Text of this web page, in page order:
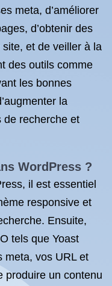
meta, d’améliorer
d’obtenir des
et de veiller à la
des outils comme
les bonnes
la
de recherche et
WordPress ?
il est essentiel
responsive et
Ensuite,
tels que Yoast
meta, vos URL et
produire un contenu